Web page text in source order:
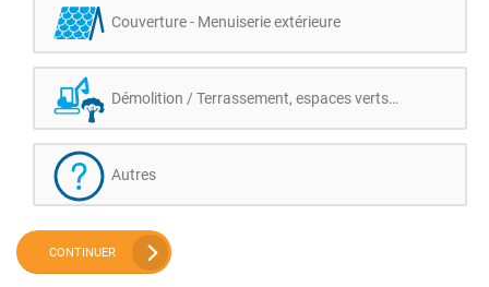
Couverture - Menuiserie extérieure
Démolition / Terrassement, espaces verts…
Autres
CONTINUER